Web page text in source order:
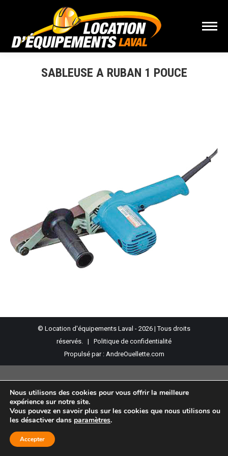
SABLEUSE A RUBAN 1 POUCE
© Location d'équipements Laval - 2026 | Tous droits
réservés. | Politique de confidentialité
Propulsé par : AndreOuellette.com
Nous utilisons des cookies pour vous offrir la meilleure
expérience sur notre site.
Vous pouvez en savoir plus sur les cookies que nous utilisons ou
les désactiver dans paramètres.
Accepter